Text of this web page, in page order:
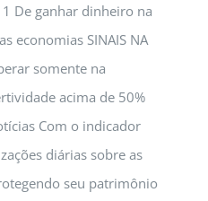
De ganhar dinheiro na
economias SINAIS NA
somente na
acima de 50%
Com o indicador
diárias sobre as
seu patrimônio